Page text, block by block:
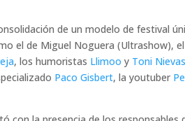
de un modelo de festival
el de Miguel Noguera (Ultrashow),
, los humoristas Llimoo y Toni Nievas
Paco Gisbert, la youtuber